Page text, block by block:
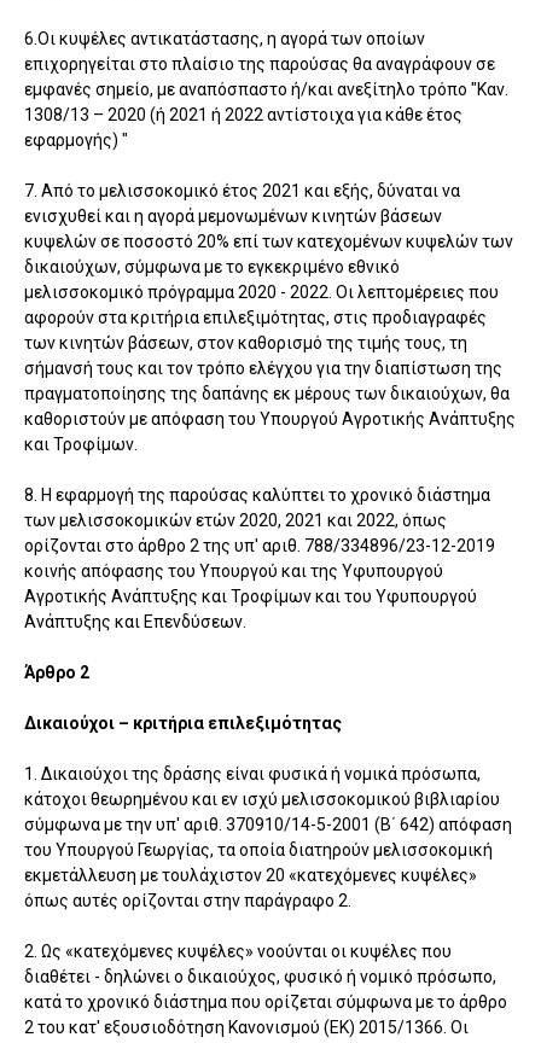
6.Οι κυψέλες αντικατάστασης, η αγορά των οποίων
επιχορηγείται στο πλαίσιο της παρούσας θα αναγράφουν σε
εμφανές σημείο, με αναπόσπαστο ή/και ανεξίτηλο τρόπο "Καν.
1308/13 – 2020 (ή 2021 ή 2022 αντίστοιχα για κάθε έτος
εφαρμογής) "
7. Από το μελισσοκομικό έτος 2021 και εξής, δύναται να
ενισχυθεί και η αγορά μεμονωμένων κινητών βάσεων
κυψελών σε ποσοστό 20% επί των κατεχομένων κυψελών των
δικαιούχων, σύμφωνα με το εγκεκριμένο εθνικό
μελισσοκομικό πρόγραμμα 2020 - 2022. Οι λεπτομέρειες που
αφορούν στα κριτήρια επιλεξιμότητας, στις προδιαγραφές
των κινητών βάσεων, στον καθορισμό της τιμής τους, τη
σήμανσή τους και τον τρόπο ελέγχου για την διαπίστωση της
πραγματοποίησης της δαπάνης εκ μέρους των δικαιούχων, θα
καθοριστούν με απόφαση του Υπουργού Αγροτικής Ανάπτυξης
και Τροφίμων.
8. Η εφαρμογή της παρούσας καλύπτει το χρονικό διάστημα
των μελισσοκομικών ετών 2020, 2021 και 2022, όπως
ορίζονται στο άρθρο 2 της υπ' αριθ. 788/334896/23-12-2019
κοινής απόφασης του Υπουργού και της Υφυπουργού
Αγροτικής Ανάπτυξης και Τροφίμων και του Υφυπουργού
Ανάπτυξης και Επενδύσεων.
Άρθρο 2
Δικαιούχοι – κριτήρια επιλεξιμότητας
1. Δικαιούχοι της δράσης είναι φυσικά ή νομικά πρόσωπα,
κάτοχοι θεωρημένου και εν ισχύ μελισσοκομικού βιβλιαρίου
σύμφωνα με την υπ' αριθ. 370910/14-5-2001 (Β΄ 642) απόφαση
του Υπουργού Γεωργίας, τα οποία διατηρούν μελισσοκομική
εκμετάλλευση με τουλάχιστον 20 «κατεχόμενες κυψέλες»
όπως αυτές ορίζονται στην παράγραφο 2.
2. Ως «κατεχόμενες κυψέλες» νοούνται οι κυψέλες που
διαθέτει - δηλώνει ο δικαιούχος, φυσικό ή νομικό πρόσωπο,
κατά το χρονικό διάστημα που ορίζεται σύμφωνα με το άρθρο
2 του κατ' εξουσιοδότηση Κανονισμού (ΕΚ) 2015/1366. Οι